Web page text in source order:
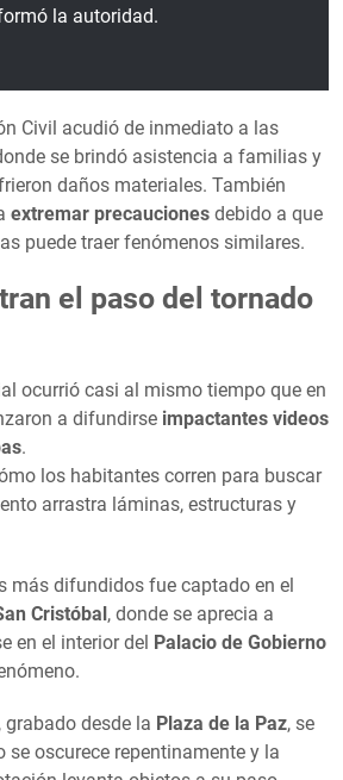
la autoridad.
Civil acudió de inmediato a las
se brindó asistencia a familias y
daños materiales. También
extremar precauciones debido a que
puede traer fenómenos similares.
el paso del tornado
ocurrió casi al mismo tiempo que en
a difundirse impactantes videos
.
los habitantes corren para buscar
arrastra láminas, estructuras y
más difundidos fue captado en el
Cristóbal, donde se aprecia a
en el interior del Palacio de Gobierno
grabado desde la Plaza de la Paz, se
se oscurece repentinamente y la